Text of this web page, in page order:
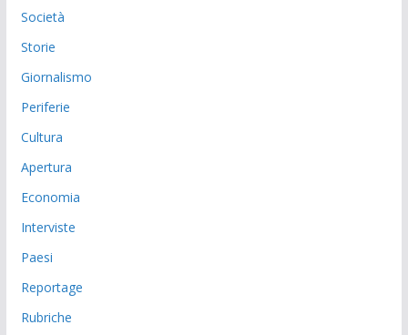
Società
Storie
Giornalismo
Periferie
Cultura
Apertura
Economia
Interviste
Paesi
Reportage
Rubriche